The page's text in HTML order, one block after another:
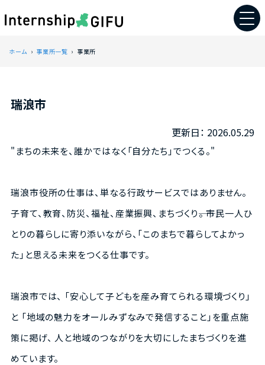
ホーム 事業所一覧 事業所
瑞浪市
2026.05.29
"まちの未来を、誰かではなく「自分たち」でつくる。"
瑞浪市役所の仕事は、単なる行政サービスではありません。
子育て、教育、防災、福祉、産業振興、まちづくり――。 市民一人ひ
とりの暮らしに寄り添いながら、「このまちで暮らしてよかっ
た」と思える未来をつくる仕事です。
瑞浪市では、 「安心して子どもを産み育てられる環境づくり」
と 「地域の魅力をオールみずなみで発信すること」を重点施
策に掲げ、 人と地域のつながりを大切にしたまちづくりを進
めています。